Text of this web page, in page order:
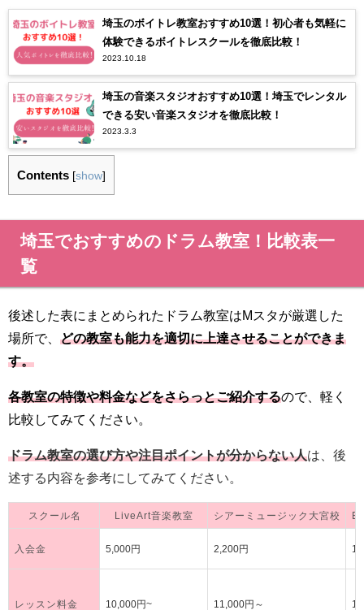
埼玉のボイトレ教室おすすめ10選！初心者も気軽に
体験できるボイトレスクールを徹底比較！
2023.10.18
埼玉の音楽スタジオおすすめ10選！埼玉でレンタル
できる安い音楽スタジオを徹底比較！
2023.3.3
Contents [show]
埼玉でおすすめのドラム教室！比較表一
覧
後述した表にまとめられたドラム教室はMスタが厳選した
場所で、 どの教室も能力を適切に上達させることができま
す。
各教室の特徴や料金などをさらっとご紹介するので、軽く
比較してみてください。
ドラム教室の選び方や注目ポイントが分からない人は、後
述する内容を参考にしてみてください。
スクール名 LiveArt音楽教室 シアーミュージック大宮校
入会金 5,000円 2,200円
レッスン料金 10,000円~ 11,000円～